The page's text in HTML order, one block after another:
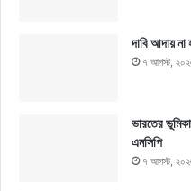
দাবি আদায় না
৭ আগস্ট,
ভারতের
এনসিপি
৭ আগস্ট,